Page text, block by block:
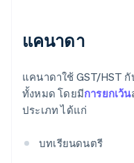
แคนาดา
แคนาดาใช้ GST/HST
ทั้งหมด โดยมีการยกเว้น
ประเภท ได้แก่
บทเรียนดนตรี